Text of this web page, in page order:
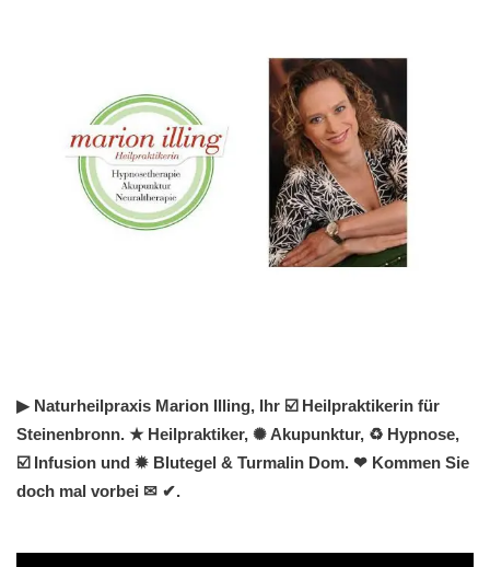
▶︎ Naturheilpraxis Marion Illing, Ihr ☑️ Heilpraktikerin für
Steinenbronn. ★ Heilpraktiker, ✺ Akupunktur, ♻ Hypnose,
☑️ Infusion und ✹ Blutegel & Turmalin Dom. ❤ Kommen Sie
doch mal vorbei ✉ ✔.